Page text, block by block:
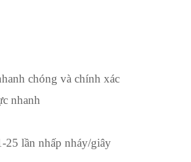
chóng và chính xác
nhanh
25 lần nhấp nháy/giây